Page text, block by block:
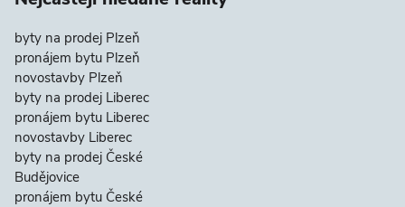
byty na prodej Plzeň
pronájem bytu Plzeň
novostavby Plzeň
byty na prodej Liberec
pronájem bytu Liberec
novostavby Liberec
byty na prodej České
Budějovice
pronájem bytu České